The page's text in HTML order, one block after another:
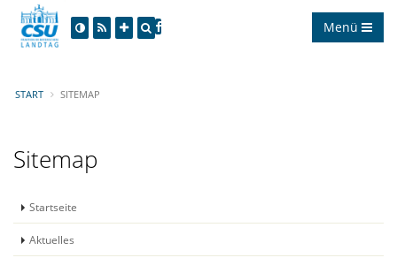
Menü
START SITEMAP
Sitemap
Startseite
Aktuelles